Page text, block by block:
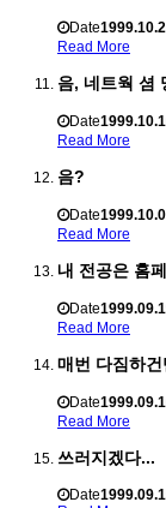
Date
Read More
음, 네트웍 셤
Date
Read More
음?
Date
Read More
내 전공은 홈
Date
Read More
매번 다짐하건
Date
Read More
쓰러지겠다...
Date